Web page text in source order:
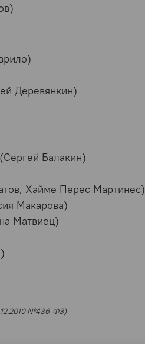
Деревянкин)
Балакин)
Хайме Перес Мартинес)
Макарова)
Матвиец)
№436-ФЗ)